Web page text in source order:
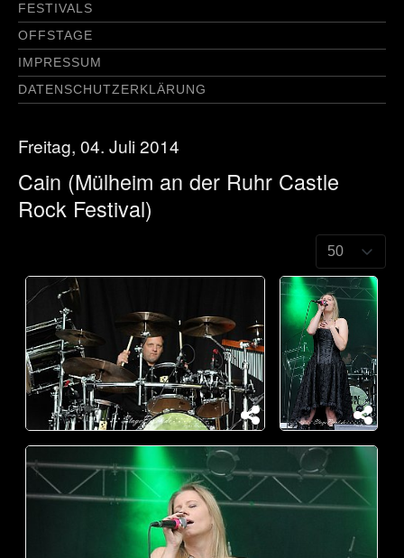
FESTIVALS
OFFSTAGE
IMPRESSUM
DATENSCHUTZERKLÄRUNG
Freitag, 04. Juli 2014
Cain (Mülheim an der Ruhr Castle
Rock Festival)